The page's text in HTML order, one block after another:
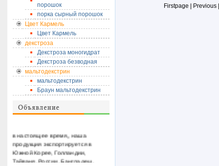
порошок
порка сырный порошок
Цвет Кармель
Цвет Кармель
декстроза
Декстроза моногидрат
Декстроза безводная
мальтодекстрин
мальтодекстрин
Браун мальтодекстрин
в настоящее время, , наша
продукция экспортируется в
Южной Корее , Голландии,
Тайваня, России , Бангладеш,
Firstpage |